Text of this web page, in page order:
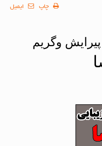
ایمیل چاپ
وگریم